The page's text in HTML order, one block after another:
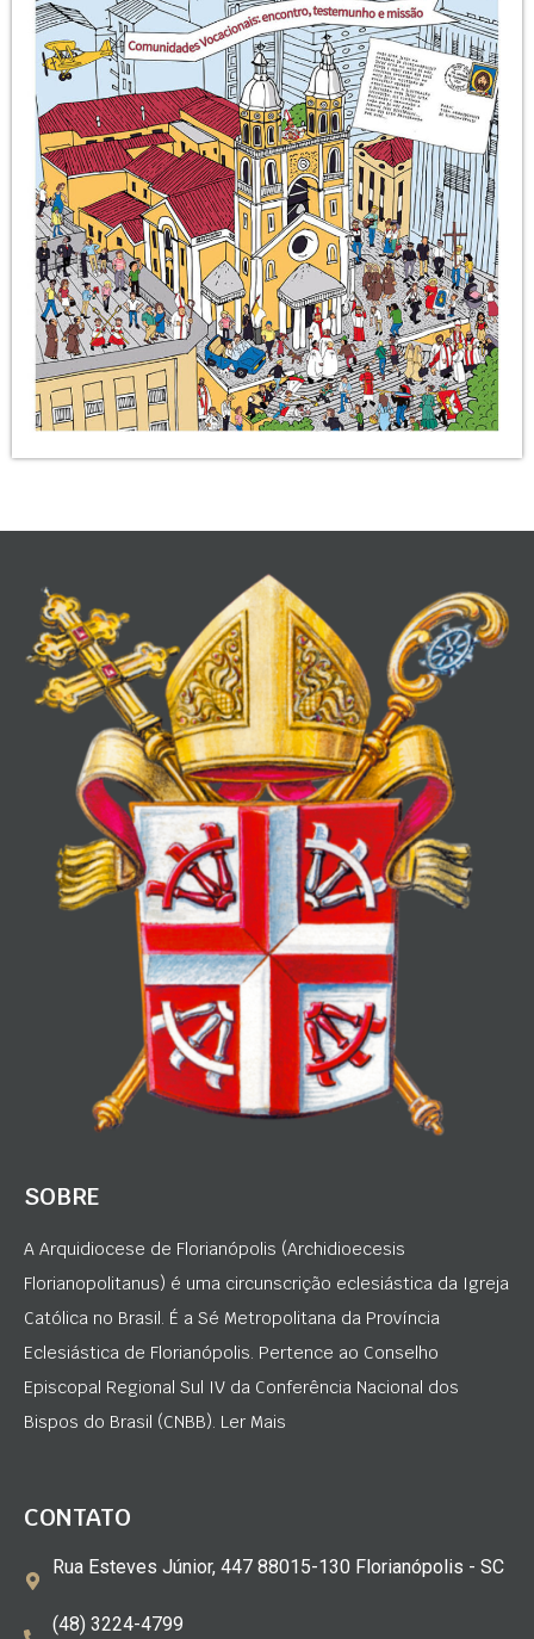
SOBRE
A Arquidiocese de Florianópolis (Archidioecesis
Florianopolitanus) é uma circunscrição eclesiástica da Igreja
Católica no Brasil. É a Sé Metropolitana da Província
Eclesiástica de Florianópolis. Pertence ao Conselho
Episcopal Regional Sul IV da Conferência Nacional dos
Bispos do Brasil (CNBB). Ler Mais
CONTATO
Rua Esteves Júnior, 447 88015-130 Florianópolis - SC
(48) 3224-4799